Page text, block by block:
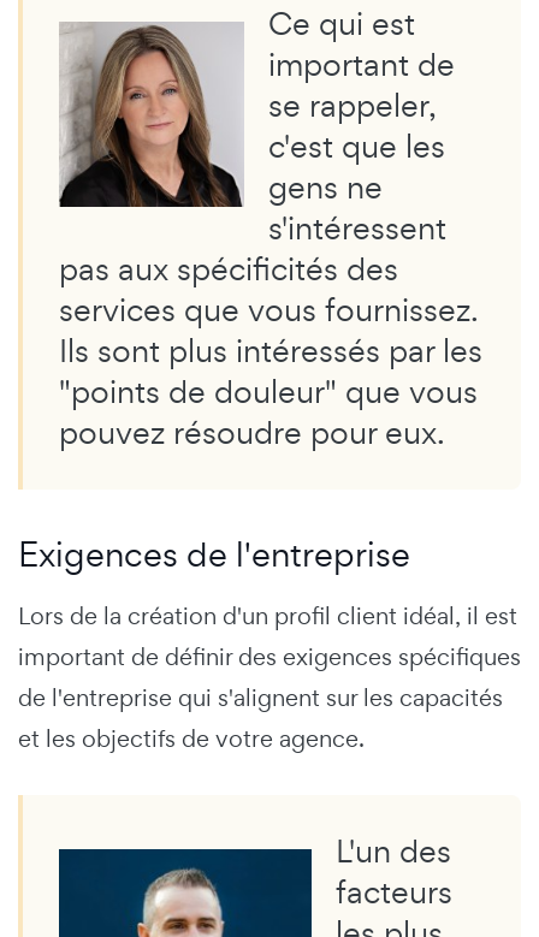
Ce qui est
important de
se rappeler,
c'est que les
gens ne
s'intéressent
pas aux spécificités des
services que vous fournissez.
Ils sont plus intéressés par les
"points de douleur" que vous
pouvez résoudre pour eux.
Exigences de l'entreprise
Lors de la création d'un profil client idéal, il est
important de définir des exigences spécifiques
de l'entreprise qui s'alignent sur les capacités
et les objectifs de votre agence.
L'un des
facteurs